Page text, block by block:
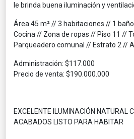
le brinda buena iluminación y
Área 45 m² // 3 habitaciones // 1
Cocina // Zona de ropas // Piso 11 //
Parqueadero comunal // Estrato 2 //
Administración: $117.000
Precio de venta: $190.000.000
EXCELENTE ILUMINACIÓN NATURAL
ACABADOS LISTO PARA HABITAR